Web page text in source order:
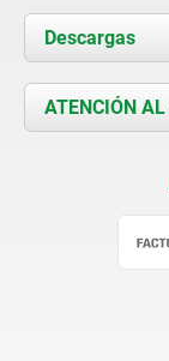
Acerca de
Contacto
Descargas
ATENCIÓN